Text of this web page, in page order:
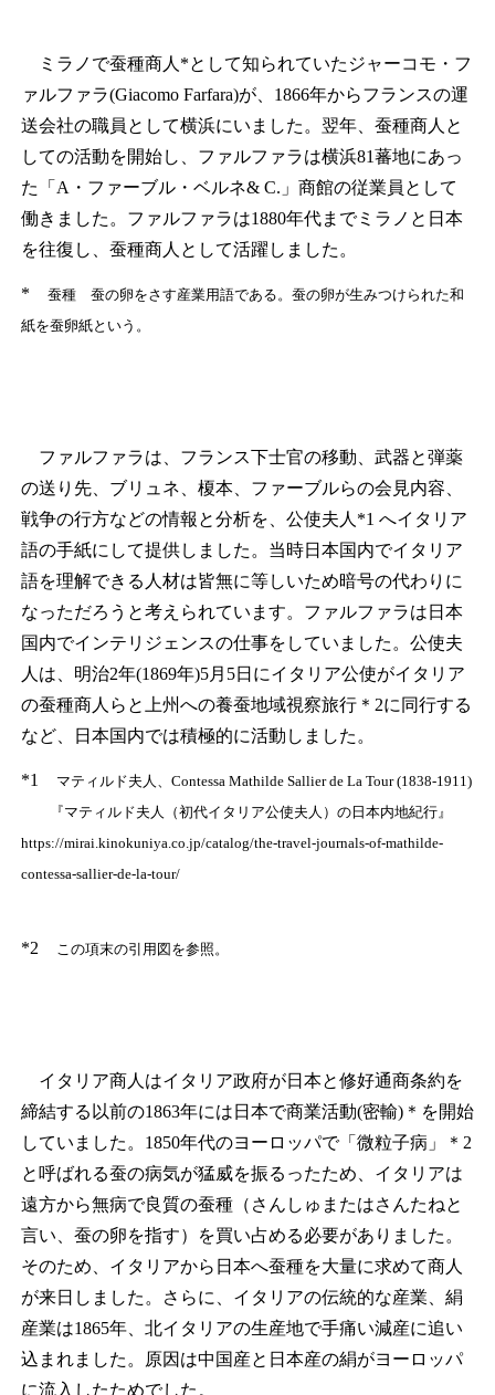
ミラノで蚕種商人 *として知られていたジャーコモ・フ
ァルファラ(Giacomo Farfara)が、1866年からフランスの運
送会社の職員として横浜にいました。翌年、蚕種商人と
しての活動を開始し、ファルファラは横浜81蕃地にあっ
た「A・ファーブル・ベルネ& C.」商館の従業員として
働きました。ファルファラは1880年代までミラノと日本
を往復し、蚕種商人として活躍しました。
* 蚕種 蚕の卵をさす産業用語である。蚕の卵が生みつけられた和
紙を蚕卵紙という。
ファルファラは、フランス下士官の移動、武器と弾薬
の送り先、ブリュネ、榎本、ファーブルらの会見内容、
戦争の行方などの情報と分析を、公使夫人*1 へイタリア
語の手紙にして提供しました。当時日本国内でイタリア
語を理解できる人材は皆無に等しいため暗号の代わりに
なっただろうと考えられています。ファルファラは日本
国内でインテリジェンスの仕事をしていました。公使夫
人は、明治2年(1869年)5月5日にイタリア公使がイタリア
の蚕種商人らと上州への養蚕地域視察旅行＊2に同行する
など、日本国内では積極的に活動しました。
*1
マティルド夫人、Contessa Mathilde Sallier de La Tour (1838-1911)
『マティルド夫人（初代イタリア公使夫人）の日本内地紀行』
https://mirai.kinokuniya.co.jp/catalog/the-travel-journals-of-mathilde-
contessa-sallier-de-la-tour/
*2 この項末の引用図を参照。
イタリア商人はイタリア政府が日本と修好通商条約を
締結する以前の1863年には日本で商業活動(密輸)＊ を開始
していました。1850年代のヨーロッパで「微粒子病」
＊2
と呼ばれる蚕の病気が猛威を振るったため、イタリアは
遠方から無病で良質の蚕種（さんしゅまたはさんたねと
言い、蚕の卵を指す）を買い占める必要がありました。
そのため、イタリアから日本へ蚕種を大量に求めて商人
が来日しました。さらに、イタリアの伝統的な産業、絹
産業は1865年、北イタリアの生産地で手痛い減産に追い
込まれました。原因は中国産と日本産の絹がヨーロッパ
に流入したためでした。